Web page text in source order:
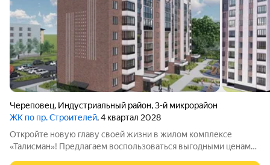
Череповец, Индустриальный район,3-й микрорайон
ЖК по пр. Строителей, 4 квартал 2028
Откройте новую главу своей жизни в жилом комплексе
«Талисман»! Предлагаем воспользоваться выгодными ценами